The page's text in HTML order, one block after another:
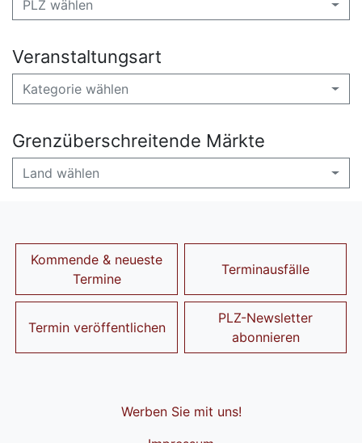
PLZ wählen
Veranstaltungsart
Kategorie wählen
Grenzüberschreitende Märkte
Land wählen
Kommende & neueste
Termine
Terminausfälle
Termin veröffentlichen
PLZ-Newsletter
abonnieren
Werben Sie mit uns!